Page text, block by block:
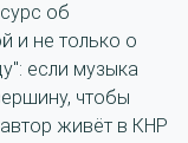
об
и не только о
если музыка
чтобы
живёт в КНР